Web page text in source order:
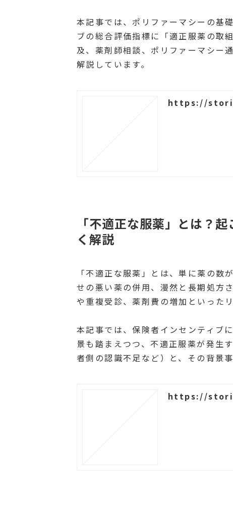
本記事では、ポリファーマシーの基
ブの総合評価指標に「適正服薬の取
及、薬剤師相談、ポリファーマシー
解説しています。
https://
「不適正な服薬」とは？
く解説
「不適正な服薬」とは、単に薬の数
せの悪い薬の併用、漫然と長期処方
や重複受診、薬剤費の増加といった
本記事では、保険者インセンティブ
景も踏まえつつ、不適正服薬が発生
者側の認識不足など）と、その背景
https://